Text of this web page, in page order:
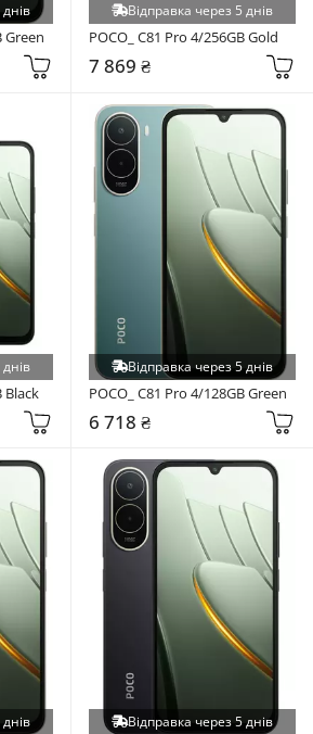
Green
Відправка через 5 днів
POCO_ C81 Pro 4/256GB Gold
7 869 ₴
Black
Відправка через 5 днів
POCO_ C81 Pro 4/128GB Green
6 718 ₴
Відправка через 5 днів